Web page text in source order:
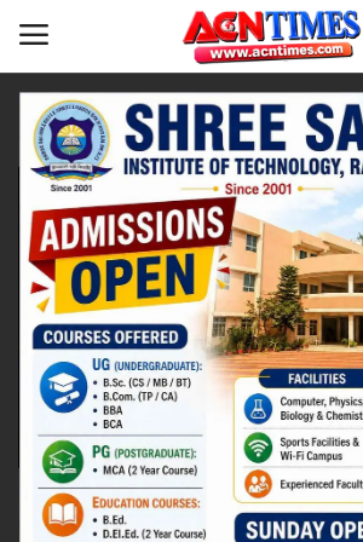
Home
Contact
नीर_का_तीर
मध्यप्रदेश
विदेश
उत्तर प्रदेश
Tag:Majithia News
मध्यप्रदेश